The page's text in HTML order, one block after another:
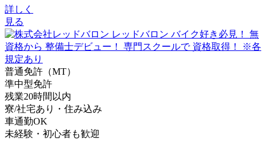
詳しく
見る
普通免許（MT）
準中型免許
残業20時間以内
寮/社宅あり・住み込み
車通勤OK
未経験・初心者も歓迎